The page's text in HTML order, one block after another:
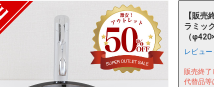
【販売
ラミッ
（
レビュー
販売終了
代替品等